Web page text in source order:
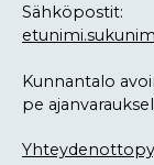
Sähköpostit:
Kunnantalo
pe